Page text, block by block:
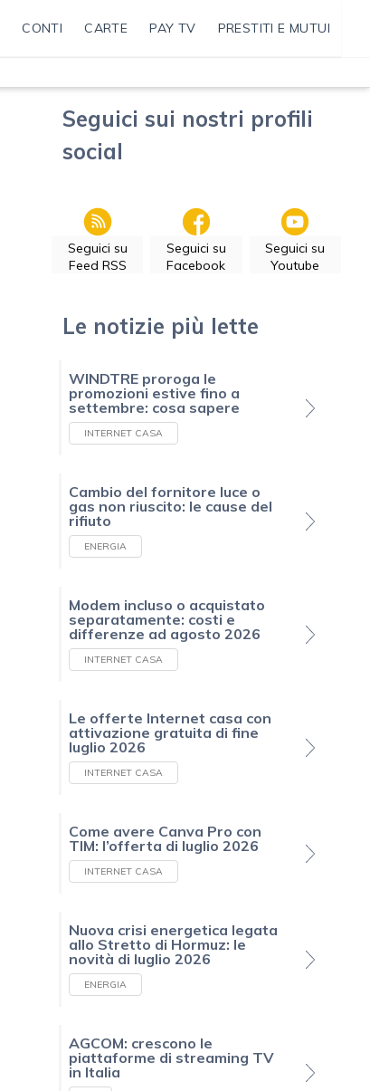
CONTI CARTE PAY TV PRESTITI E MUTUI
Seguici sui nostri profili
social
Seguici su
Feed RSS
Seguici su
Facebook
Seguici su
Youtube
Le notizie più lette
WINDTRE proroga le
promozioni estive fino a
settembre: cosa sapere
INTERNET CASA
Cambio del fornitore luce o
gas non riuscito: le cause del
rifiuto
ENERGIA
Modem incluso o acquistato
separatamente: costi e
differenze ad agosto 2026
INTERNET CASA
Le offerte Internet casa con
attivazione gratuita di fine
luglio 2026
INTERNET CASA
Come avere Canva Pro con
TIM: l’offerta di luglio 2026
INTERNET CASA
Nuova crisi energetica legata
allo Stretto di Hormuz: le
novità di luglio 2026
ENERGIA
AGCOM: crescono le
piattaforme di streaming TV
in Italia